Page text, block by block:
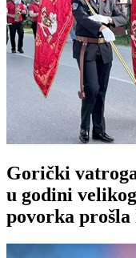
Gorički
u godini
povorka